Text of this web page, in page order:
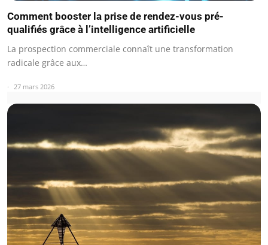
Comment booster la prise de rendez-vous pré-
qualifiés grâce à l’intelligence artificielle
La prospection commerciale connaît une transformation
radicale grâce aux…
27 mars 2026